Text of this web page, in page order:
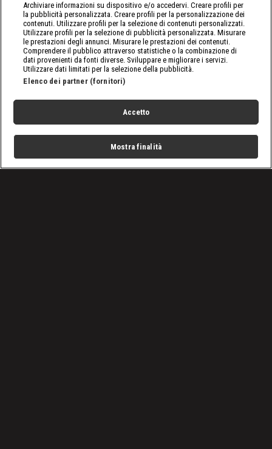
Archiviare informazioni su dispositivo e/o accedervi. Creare profili per
la pubblicità personalizzata. Creare profili per la personalizzazione dei
contenuti. Utilizzare profili per la selezione di contenuti personalizzati.
Utilizzare profili per la selezione di pubblicità personalizzata. Misurare
le prestazioni degli annunci. Misurare le prestazioni dei contenuti.
Comprendere il pubblico attraverso statistiche o la combinazione di
dati provenienti da fonti diverse. Sviluppare e migliorare i servizi.
Utilizzare dati limitati per la selezione della pubblicità.
Elenco dei partner (fornitori)
Accetto
Mostra finalità